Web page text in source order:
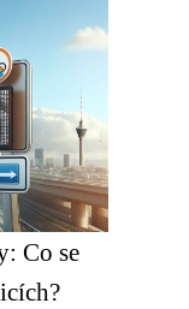
Co se